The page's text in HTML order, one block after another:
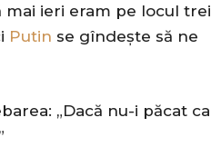
ieri eram pe locul trei
Putin se gîndește să ne
„Dacă nu-i păcat ca